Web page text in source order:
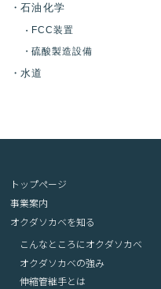
石油化学
FCC装置
硫酸製造設備
水道
トップページ
事業案内
オクダソカベを知る
こんなところにオクダソカベ
オクダソカベの強み
伸縮管継手とは